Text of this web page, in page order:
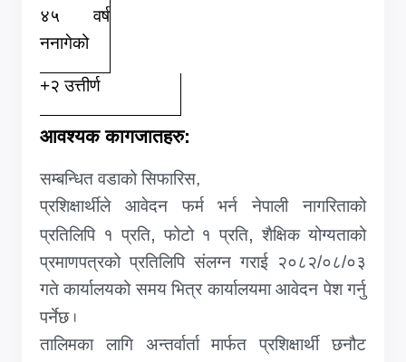
४५ वर्ष
ननागेको
+२ उत्तीर्ण
आवश्यक कागजातहरु:
सम्बन्धित वडाको सिफारिस,
प्रशिक्षार्थीले आवेदन फर्म भर्न नेपाली नागरिताको
प्रतिलिपि १ प्रति, फोटो १ प्रति, शैक्षिक योग्यताको
प्रमाणपत्रको प्रतिलिपि संलग्न गराई २०८२/०८/०३
गते कार्यालयको समय भित्र कार्यालयमा आवेदन पेश गर्नु
पर्नेछ .
तालिमका लागि अन्तर्वार्ता मार्फत प्रशिक्षार्थी छनौट